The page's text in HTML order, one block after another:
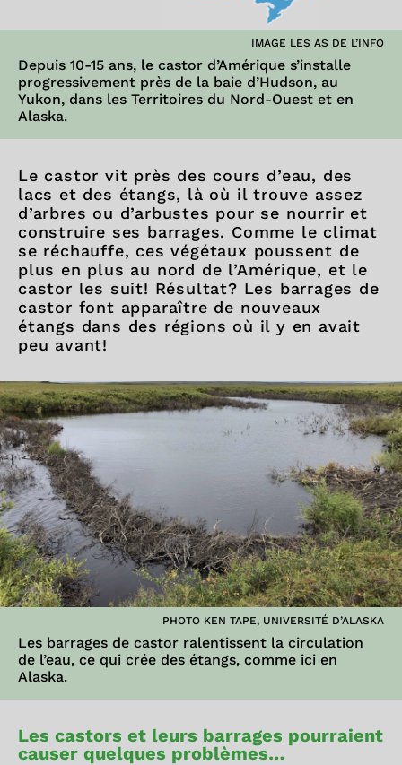
IMAGE LES AS DE L’INFO
Depuis 10-15 ans, le castor d’Amérique s’installe
progressivement près de la baie d’Hudson, au
Yukon, dans les Territoires du Nord-Ouest et en
Alaska.
Le castor vit près des cours d’eau, des
lacs et des étangs, là où il trouve assez
d’arbres ou d’arbustes pour se nourrir et
construire ses barrages. Comme le climat
se réchauffe, ces végétaux poussent de
plus en plus au nord de l’Amérique, et le
castor les suit! Résultat? Les barrages de
castor font apparaître de nouveaux
étangs dans des régions où il y en avait
peu avant!
PHOTO KEN TAPE, UNIVERSITÉ D’ALASKA
Les barrages de castor ralentissent la circulation
de l’eau, ce qui crée des étangs, comme ici en
Alaska.
Les castors et leurs barrages pourraient
causer quelques problèmes…